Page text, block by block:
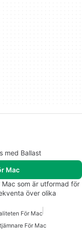
med Ballast
Mac
som är utformad för
över olika
För Mac
För Mac